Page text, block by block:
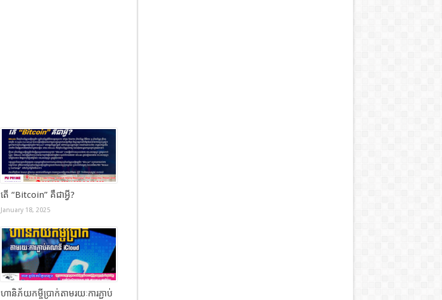
តើ “Bitcoin” គឺជាអ្វី?
January 18, 2025
ហានិភ័យកម្ចីប្រាក់តាមរយៈការភ្ជាប់